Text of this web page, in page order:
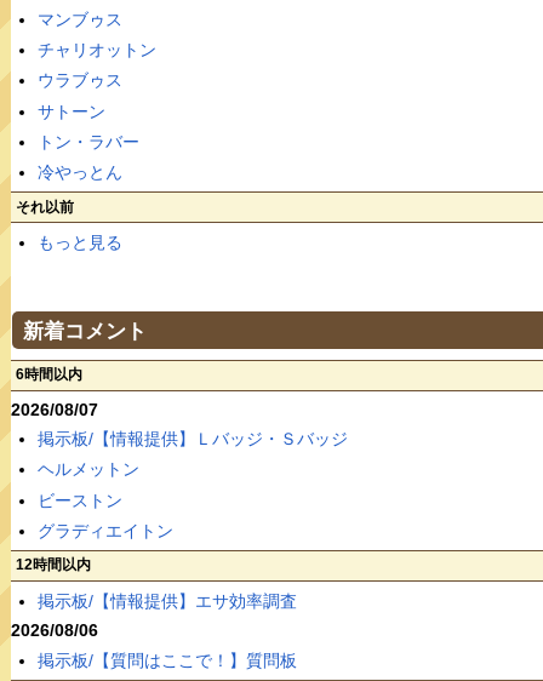
マンブゥス
チャリオットン
ウラブゥス
サトーン
トン・ラバー
冷やっとん
それ以前
もっと見る
新着コメント
6時間以内
2026/08/07
掲示板/【情報提供】Ｌバッジ・Ｓバッジ
ヘルメットン
ビーストン
グラディエイトン
12時間以内
掲示板/【情報提供】エサ効率調査
2026/08/06
掲示板/【質問はここで！】質問板